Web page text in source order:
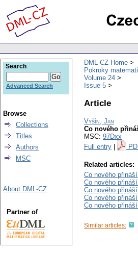
DML-CZ Home
Pokroky
Volume 24
Issue 5
Article
Vyšín, Jan
Co nového
MSC: 97Dxx
Full entry
Related articles:
Co nového
Co nového
Co nového
Co nového
Co nového
Similar articles:
Search
Advanced Search
Browse
Collections
Titles
Authors
MSC
About DML-CZ
Partner of